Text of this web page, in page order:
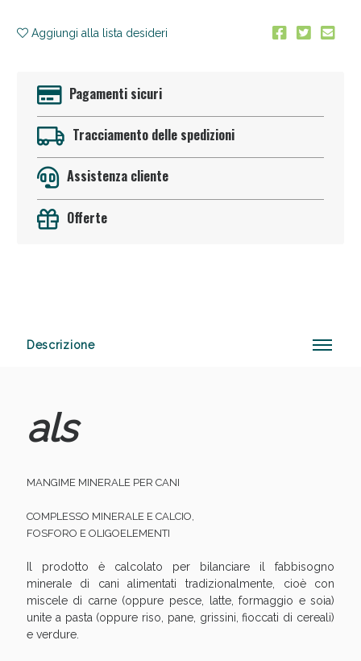
Aggiungi alla lista desideri
Pagamenti sicuri
Tracciamento delle spedizioni
Assistenza cliente
Offerte
Descrizione
als
MANGIME MINERALE PER CANI
COMPLESSO MINERALE E CALCIO,
FOSFORO E OLIGOELEMENTI
Il prodotto è calcolato per bilanciare il fabbisogno
minerale di cani alimentati tradizionalmente, cioè con
miscele di carne (oppure pesce, latte, formaggio e soia)
unite a pasta (oppure riso, pane, grissini, fioccati di cereali)
e verdure.
Anticellulite e Fanghi: Sconto fino al 40% valido
oggi!